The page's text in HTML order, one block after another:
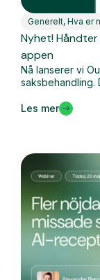
Generelt, Hva er
Nyhet!
appen
Nå lanserer vi
saksbehandling.
Les mer